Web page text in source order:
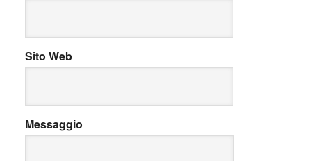
Sito Web
Messaggio